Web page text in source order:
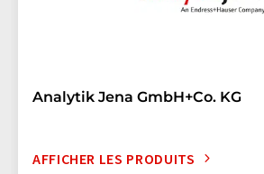
Analytik Jena GmbH+Co. KG
AFFICHER LES PRODUITS